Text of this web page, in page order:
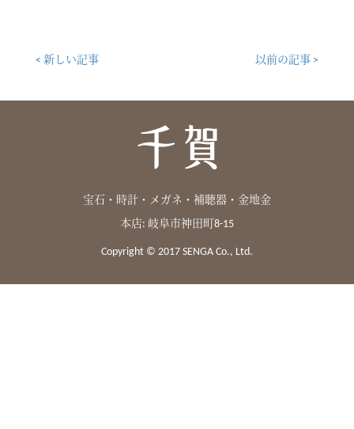
< 新しい記事 以前の記事 >
宝石・時計・メガネ・補聴器・金地金
本店: 岐阜市神田町8-15
Copyright © 2017 SENGA Co., Ltd.